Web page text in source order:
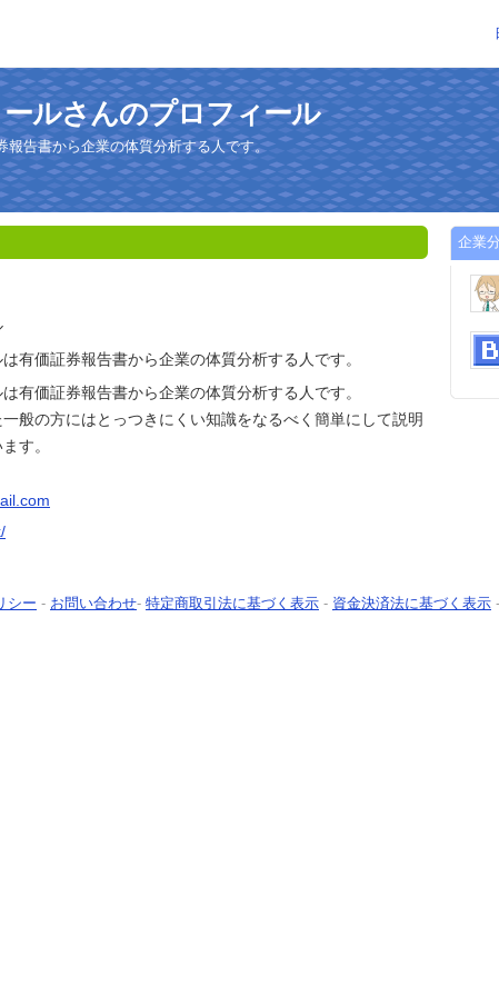
ルさんのプロフィール
報告書から企業の体質分析する人です。
有価証券報告書から企業の体質分析する人です。
有価証券報告書から企業の体質分析する人です。
般の方にはとっつきにくい知識をなるべく簡単にして説明
す。
企業
シー - お問い合わせ- 特定商取引法に基づく表示 - 資金決済法に基づく表示 -